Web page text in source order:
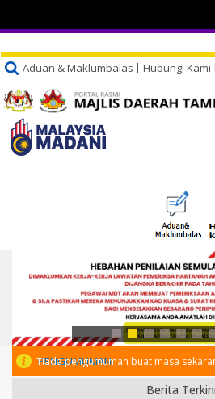
Aduan & Maklumbalas Hubungi Kami
PENGUMUMAN
Tiada pengumuman buat masa
Berita Terkini